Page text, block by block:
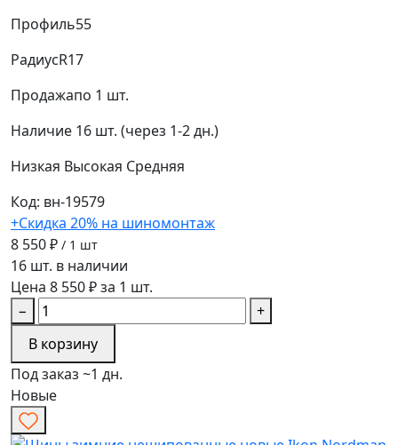
Профиль55
РадиусR17
Продажапо 1 шт.
Наличие 16 шт. (через 1-2 дн.)
Низкая Высокая Средняя
Код: вн-19579
+Скидка 20% на шиномонтаж
8 550 ₽ / 1 шт
16 шт. в наличии
Цена 8 550 ₽ за 1 шт.
−
+
В корзину
Под заказ ~1 дн.
Новые